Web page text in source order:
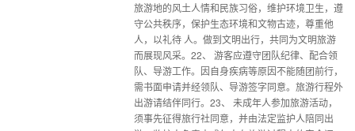
旅游地的风土人情和民族习俗，维护环境卫生，遵
守公共秩序，保护生态环境和文物古迹，尊重他
人，以礼待 人。做到文明出行，共同为文明旅游
而展现风采。22、 游客应遵守团队纪律、配合领
队、导游工作。因自身疾病等原因不能随团前行，
需书面申请并经领队、导游签字同意。旅游行程外
出游请结伴同行。23、 未成年人参加旅游活动，
须事先征得旅行社同意，并由法定监护人陪同出